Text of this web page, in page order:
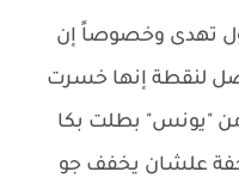
تهدى وخصوصاً إن
لنقطة إنها خسرت
من "يونس" بطلت بكا
علشان يخفف جو